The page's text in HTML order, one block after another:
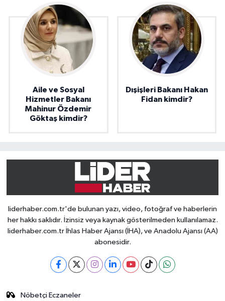
Aile ve Sosyal
Hizmetler Bakanı
Mahinur Özdemir
Göktaş kimdir?
Dışişleri Bakanı Hakan
Fidan kimdir?
liderhaber.com.tr'de bulunan yazı, video, fotoğraf ve haberlerin
her hakkı saklıdır. İzinsiz veya kaynak gösterilmeden kullanılamaz.
liderhaber.com.tr İhlas Haber Ajansı (İHA), ve Anadolu Ajansı (AA)
abonesidir.
Nöbetçi Eczaneler